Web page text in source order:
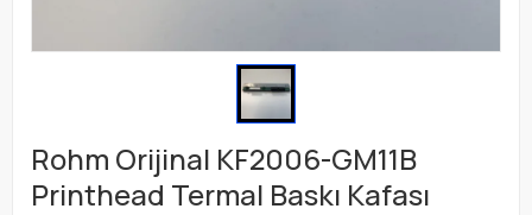
Rohm Orijinal KF2006-GM11B
Printhead Termal Baskı Kafası